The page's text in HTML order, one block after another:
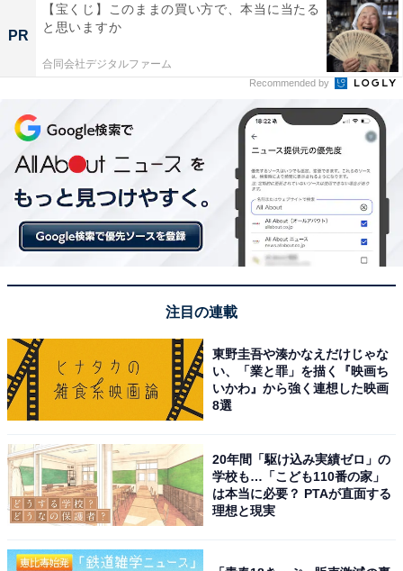
PR
【宝くじ】このままの買い方で、本当に当たる
と思いますか
合同会社デジタルファーム
Recommended by
注目の連載
東野圭吾や湊かなえだけじゃな
い、「業と罪」を描く『映画ち
いかわ』から強く連想した映画
8選
20年間「駆け込み実績ゼロ」の
学校も…「こども110番の家」
は本当に必要？ PTAが直面する
理想と現実